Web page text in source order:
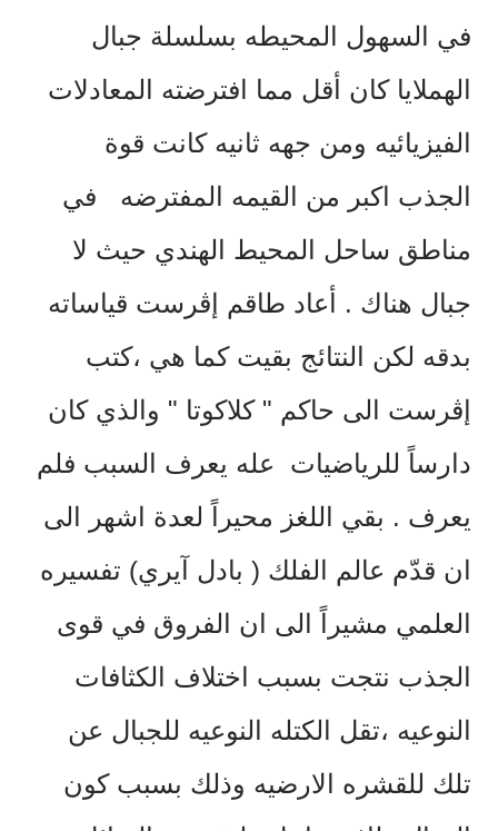
في السهول المحيطه بسلسلة جبال
الهملايا كان أقل مما افترضته المعادلات
الفيزيائيه ومن جهه ثانيه كانت قوة
الجذب اكبر من القيمه المفترضه في
مناطق ساحل المحيط الهندي حيث لا
جبال هناك . أعاد طاقم إڤرست قياساته
بدقه لكن النتائج بقيت كما هي ،كتب
إڤرست الى حاكم " كلاكوتا " والذي كان
دارساً للرياضيات عله يعرف السبب فلم
يعرف . بقي اللغز محيراً لعدة اشهر الى
ان قدّم عالم الفلك ( بادل آيري) تفسيره
العلمي مشيراً الى ان الفروق في قوى
الجذب نتجت بسبب اختلاف الكثافات
النوعيه ،تقل الكتله النوعيه للجبال عن
تلك للقشره الارضيه وذلك بسبب كون